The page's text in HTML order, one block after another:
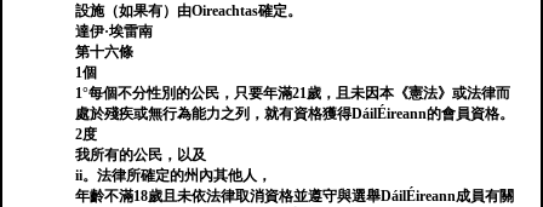
設施（如果有）由Oireachtas確定。
達伊·埃雷南
第十六條
1個
1°每個不分性別的公民，只要年滿21歲，且未因本《憲法》或法律而
處於殘疾或無行為能力之列，就有資格獲得DáilÉireann的會員資格。
2度
我所有的公民，以及
ii。法律所確定的州內其他人，
年齡不滿18歲且未依法律取消資格並遵守與選舉DáilÉireann成員有關